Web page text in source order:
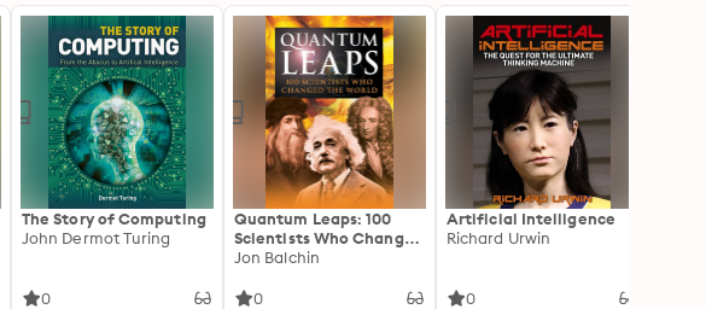
The Story of Computing
John Dermot Turing
0
Quantum Leaps: 100
Scientists Who Changed
the World
Jon Balchin
0
Artificial Intelligence
Richard Urwin
0